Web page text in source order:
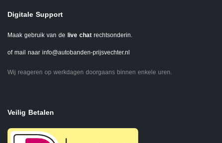
Digitale Support
Maak gebruik van de live chat rechtsonderin.
of mail naar info@autobanden-prijsvechter.nl
Wij reageren op werkdagen doorgaans binnen enkele uren.
Veilig Betalen